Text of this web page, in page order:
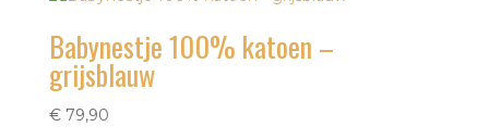
Babynestje 100% katoen –
grijsblauw
€79,90